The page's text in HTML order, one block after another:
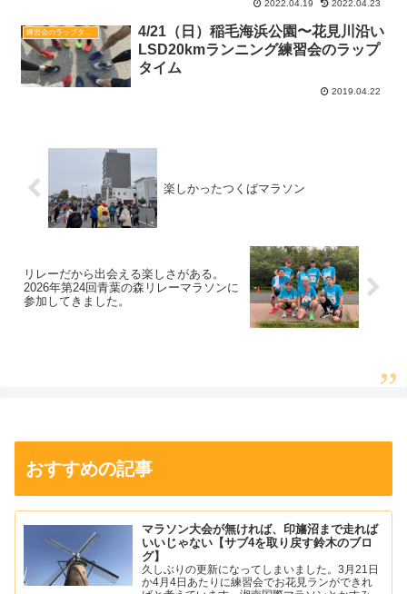
2022.04.19 2022.04.23
練習会のラップタイム
4/21（日）稲毛海浜公園〜花見川沿い
LSD20kmランニング練習会のラップ
タイム
2019.04.22
楽しかったつくばマラソン
リレーだから出会える楽しさがある。
2026年第24回青葉の森リレーマラソンに
参加してきました。
おすすめの記事
マラソン大会が無ければ、印旛沼まで走れば
いいじゃない【サブ4を取り戻す鈴木のブロ
グ】
久しぶりの更新になってしまいました。3月21日
か4月4日あたりに練習会でお花見ランができれ